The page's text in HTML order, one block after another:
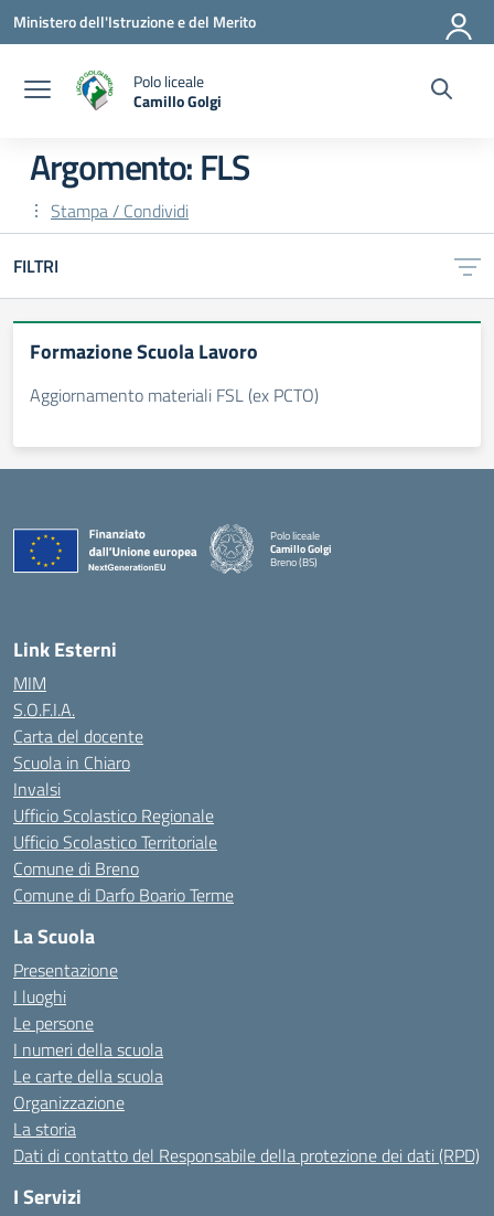
Vai ai contenuti
Vai al menu di navigazione
Vai al footer
Ministero dell'Istruzione e del Merito
Polo liceale
Camillo Golgi
— Visita la pagina iniziale della scuola
Argomento: FLS
Stampa / Condividi
FILTRI
Formazione Scuola Lavoro
Aggiornamento materiali FSL (ex PCTO)
Polo liceale
Camillo Golgi
Breno (BS)
Link Esterni
MIM
S.O.F.I.A.
Carta del docente
Scuola in Chiaro
Invalsi
Ufficio Scolastico Regionale
Ufficio Scolastico Territoriale
Comune di Breno
Comune di Darfo Boario Terme
La Scuola
Presentazione
I luoghi
Le persone
I numeri della scuola
Le carte della scuola
Organizzazione
La storia
Dati di contatto del Responsabile della protezione dei dati (RPD)
I Servizi